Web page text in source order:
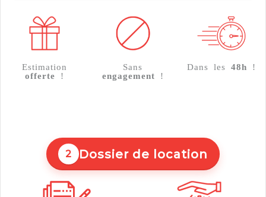
Estimation
offerte !
Sans
engagement !
Dans les 48h !
2 Dossier de location